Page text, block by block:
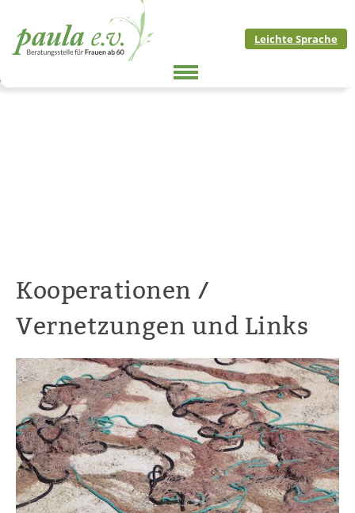
content
Leichte Sprache
Kooperationen /
Vernetzungen und Links